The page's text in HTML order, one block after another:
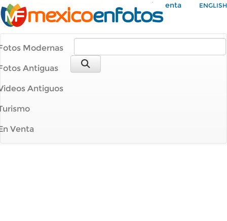
Mi Cuenta ENGLISH
Modernas
Antiguas
Antiguos
Venta